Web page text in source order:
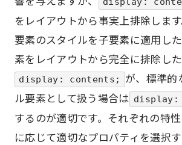
をレイアウトから事実上排除しま
要素のスタイルを子要素に適用し
素をレイアウトから完全に排除し
display: contents;
が、標準的
ル要素として扱う場合は display:
するのが適切です。それぞれの特
に応じて適切なプロパティを選択